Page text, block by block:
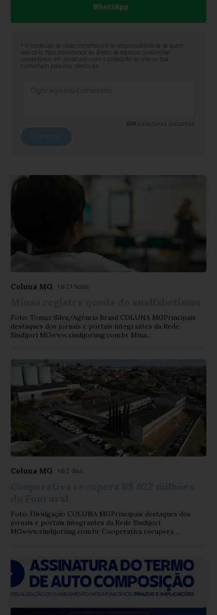
WhatsApp
* O conteúdo de cada comentário é de responsabilidade de quem
realizá-lo. Nos reservamos ao direito de reprovar ou eliminar
comentários em desacordo com o propósito do site ou que
contenham palavras ofensivas.
500 caracteres restantes.
Coluna MG Há 21 horas
Foto: Tomaz Silva/Agência Brasil COLUNA MGPrincipais
destaques dos jornais e portais integrantes da Rede
Sindijori MGwww.sindijorimg.com.br Mina...
Coluna MG Há 2 dias
Foto: Divulgação COLUNA MGPrincipais destaques dos
jornais e portais integrantes da Rede Sindijori
MGwww.sindijorimg.com.br Cooperativa recupera ...